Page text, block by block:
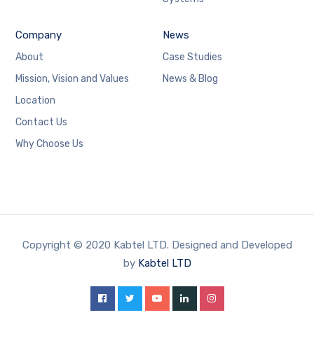
Company
About
Mission, Vision and Values
Location
Contact Us
Why Choose Us
News
Case Studies
News & Blog
Copyright © 2020 Kabtel LTD. Designed and Developed
by Kabtel LTD